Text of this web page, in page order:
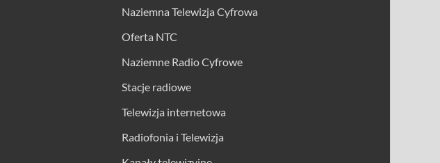
Naziemna Telewizja Cyfrowa
Oferta NTC
Naziemne Radio Cyfrowe
Stacje radiowe
Telewizja internetowa
Radiofonia i Telewizja